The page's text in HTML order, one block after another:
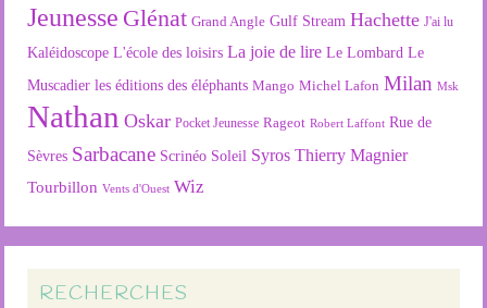
Jeunesse Glénat Grand Angle Gulf Stream Hachette J'ai lu
Kaléidoscope L'école des loisirs La joie de lire Le Lombard Le
Muscadier les éditions des éléphants Mango Michel Lafon Milan Msk
Nathan Oskar Pocket Jeunesse Rageot Robert Laffont Rue de
Sèvres Sarbacane Scrinéo Soleil Syros Thierry Magnier
Tourbillon Vents d'Ouest Wiz
RECHERCHES